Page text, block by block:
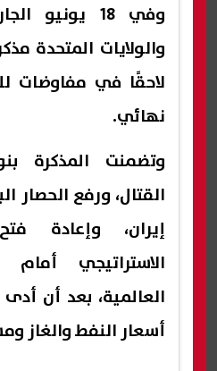
وفي 18
والولايات المتحدة
لاحقًا في مفاوضات
نهائي.
وتضمنت المذكرة
القتال، ورفع الحصار
إيران، وإعادة
الاستراتيجي أمام
العالمية، بعد أن أدى
أسعار النفط والغاز